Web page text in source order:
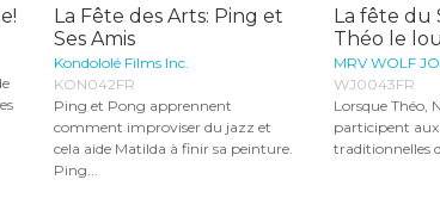
La Fête des Arts: Ping et
Ses Amis
Kondololé Films Inc.
KON042FR
Ping et Pong apprennent
comment improviser du jazz et
cela aide Matilda à finir sa peinture.
Ping...
La fête du
Théo le
MRV WOLF
WJ0043FR
Lorsque Théo,
participent
traditionnelles